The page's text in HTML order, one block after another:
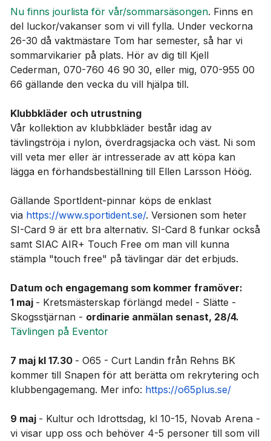
Nu finns jourlista för vår/sommarsäsongen. Finns en
del luckor/vakanser som vi vill fylla. Under veckorna
26-30 då vaktmästare Tom har semester, så har vi
sommarvikarier på plats. Hör av dig till Kjell
Cederman, 070-760 46 90 30, eller mig, 070-955 00
66 gällande den vecka du vill hjälpa till.
Klubbkläder och utrustning
Vår kollektion av klubbkläder består idag av
tävlingströja i nylon, överdragsjacka och väst. Ni som
vill veta mer eller är intresserade av att köpa kan
lägga en förhandsbeställning till Ellen Larsson Höög.
Gällande SportIdent-pinnar köps de enklast
via https://www.sportident.se/. Versionen som heter
SI-Card 9 är ett bra alternativ. SI-Card 8 funkar också
samt SIAC AIR+ Touch Free om man vill kunna
stämpla "touch free" på tävlingar där det erbjuds.
Datum och engagemang som kommer framöver:
1 maj - Kretsmästerskap förlängd medel - Slätte -
Skogsstjärnan - ordinarie anmälan senast, 28/4.
Tävlingen på Eventor
7 maj kl 17.30 - O65 - Curt Landin från Rehns BK
kommer till Snapen för att berätta om rekrytering och
klubbengagemang. Mer info: https://o65plus.se/
9 maj - Kultur och Idrottsdag, kl 10-15, Novab Arena -
vi visar upp oss och behöver 4-5 personer till som vill